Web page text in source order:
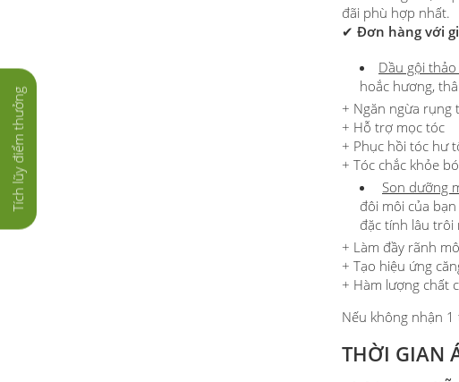
đãi phù hợp nhất.
✔ Đơn hàng với
Dầu gội
hoắc hương,
+ Ngăn ngừa rụng
+ Hỗ trợ mọc tóc
+ Phục hồi tóc hư
+ Tóc chắc khỏe
Son dưỡng
đôi môi của
đặc tính lâu trôi
​​​​​​​+ Làm đầy rãnh
+ Tạo hiệu ứng
+ Hàm lượng chất
Nếu không nhận
THỜI GIAN
Tích lũy điểm thưởng